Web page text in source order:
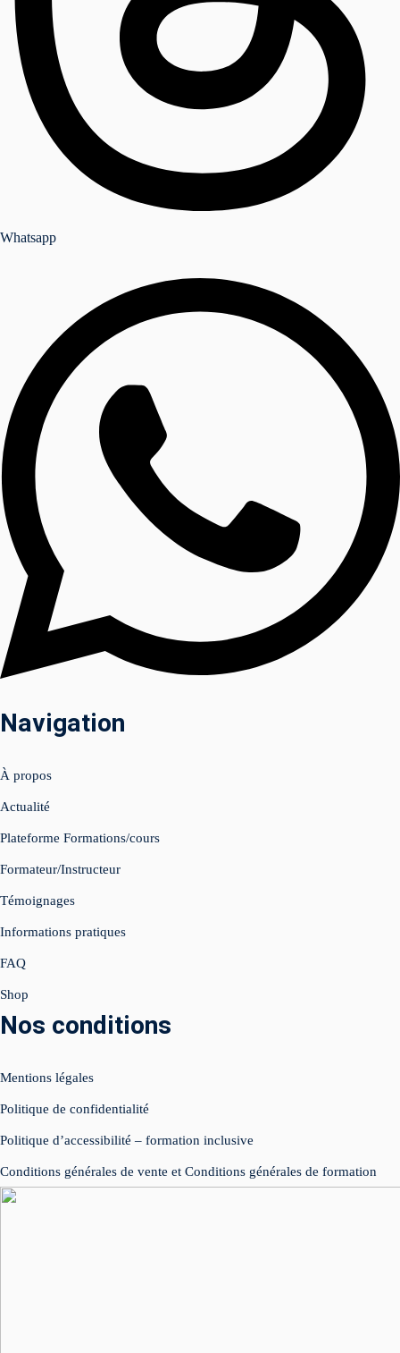
Instagram
Live
Business
Whatsapp
Navigation
À propos
Actualité
Plateforme Formations/cours
Formateur/Instructeur
Témoignages
Informations pratiques
FAQ
Shop
Nos conditions
Mentions légales
Politique de confidentialité
Politique d’accessibilité – formation inclusive
Conditions générales de vente et Conditions générales de formation